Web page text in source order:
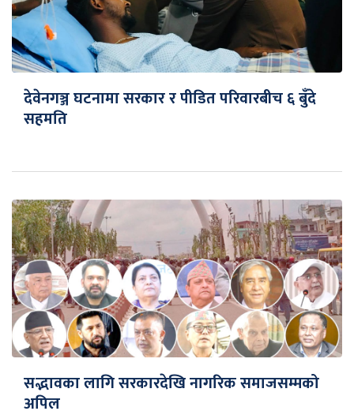
देवेनगञ्ज घटनामा सरकार र पीडित परिवारबीच ६ बुँदे
सहमति
सद्भावका लागि सरकारदेखि नागरिक समाजसम्मको
अपिल